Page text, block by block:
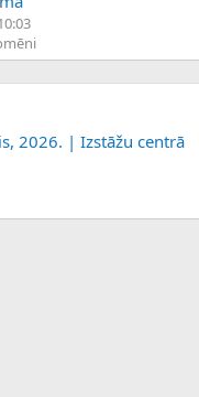
2026. | Izstāžu centrā